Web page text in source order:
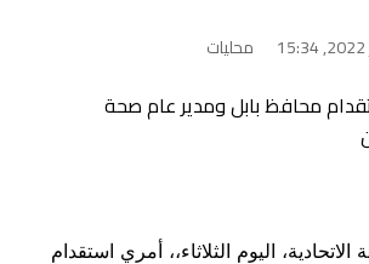
محليات
اليوم الثلاثاء،، أمري استقدامٍ